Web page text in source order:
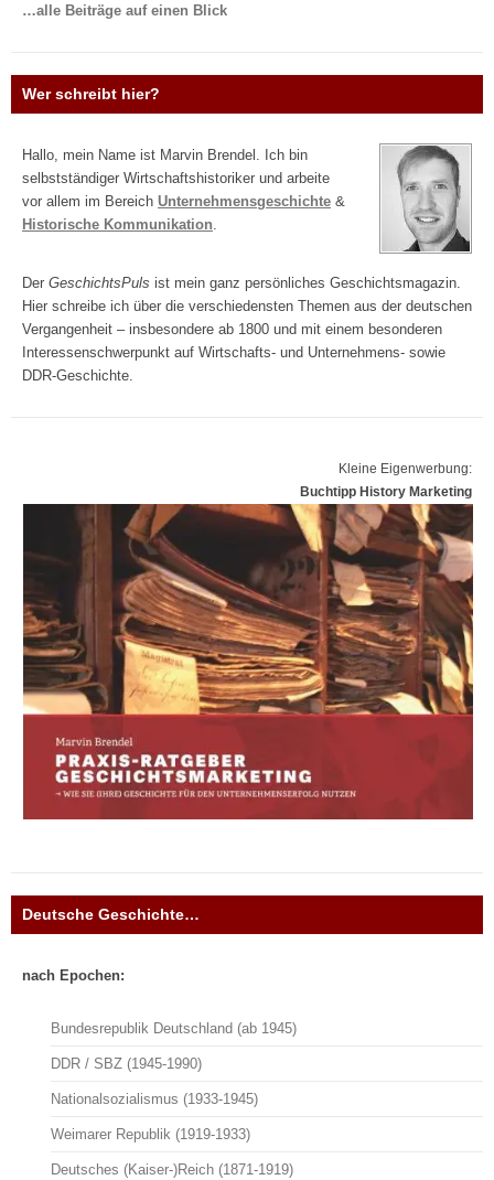
…alle Beiträge auf einen Blick
Wer schreibt hier?
Hallo, mein Name ist Marvin Brendel. Ich bin
selbstständiger Wirtschaftshistoriker und arbeite
vor allem im Bereich Unternehmensgeschichte &
Historische Kommunikation
Der GeschichtsPuls ist mein ganz persönliches Geschichtsmagazin.
Hier schreibe ich über die verschiedensten Themen aus der deutschen
Vergangenheit – insbesondere ab 1800 und mit einem besonderen
Interessenschwerpunkt auf Wirtschafts- und Unternehmens- sowie
DDR-Geschichte.
Kleine Eigenwerbung:
Buchtipp History Marketing
Deutsche Geschichte…
nach Epochen:
Bundesrepublik Deutschland (ab 1945)
DDR / SBZ (1945-1990)
Nationalsozialismus (1933-1945)
Weimarer Republik (1919-1933)
Deutsches (Kaiser-)Reich (1871-1919)